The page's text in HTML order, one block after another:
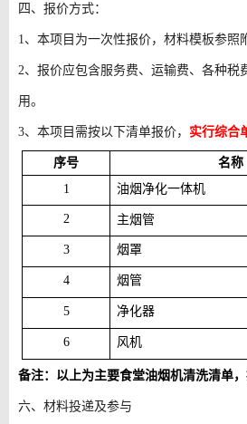
四、报价方式：
1、本项目为一次性报价，材料模板参照
2、报价应包含服务费、运输费、各种税
用。
3、本项目需按以下清单报价， 实行综合
序号 名称
1
油烟净化一体机
2 主烟管
3 烟罩
4 烟管
5 净化器
6 风机
备注：以上为主要食堂油烟机清洗清单，
六、材料投递及参与